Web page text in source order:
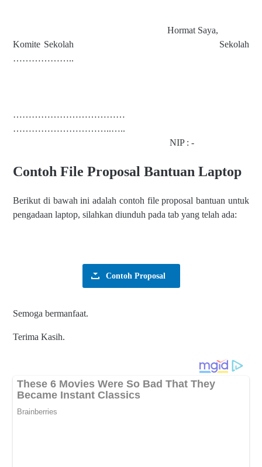
Hormat Saya,
Komite Sekolah Sekolah
………………..
………………………………
…………………………..…..
NIP : -
Contoh File Proposal Bantuan Laptop
Berikut di bawah ini adalah contoh file proposal bantuan untuk
pengadaan laptop, silahkan diunduh pada tab yang telah ada:
Contoh Proposal
Semoga bermanfaat.
Terima Kasih.